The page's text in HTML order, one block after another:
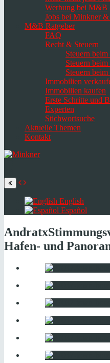
Werbung bei M&B
Jobs bei Minkner
M&B Ratgeber
FAQ
Recht & Steuern
Steuern
Steuern
Steuern
Immobilien
Immobilien kaufen
Erste Schritte und
Experten
Stichwortsuche
Aktuelle Themen
Kontakt
language
English
Español
Andratx
Hafen- und